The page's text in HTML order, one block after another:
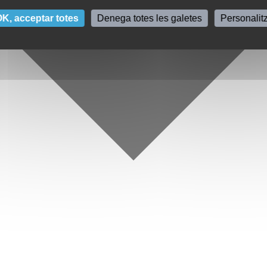
acceptar totes Denega totes les galetes